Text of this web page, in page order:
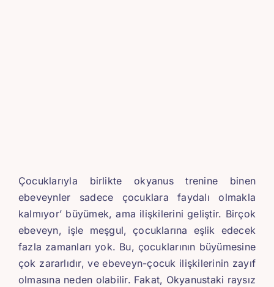
Çocuklarıyla birlikte okyanus trenine binen
ebeveynler sadece çocuklara faydalı olmakla
kalmıyor’ büyümek, ama ilişkilerini geliştir. Birçok
ebeveyn, işle meşgul, çocuklarına eşlik edecek
fazla zamanları yok. Bu, çocuklarının büyümesine
çok zararlıdır, ve ebeveyn-çocuk ilişkilerinin zayıf
olmasına neden olabilir. Fakat, Okyanustaki raysız